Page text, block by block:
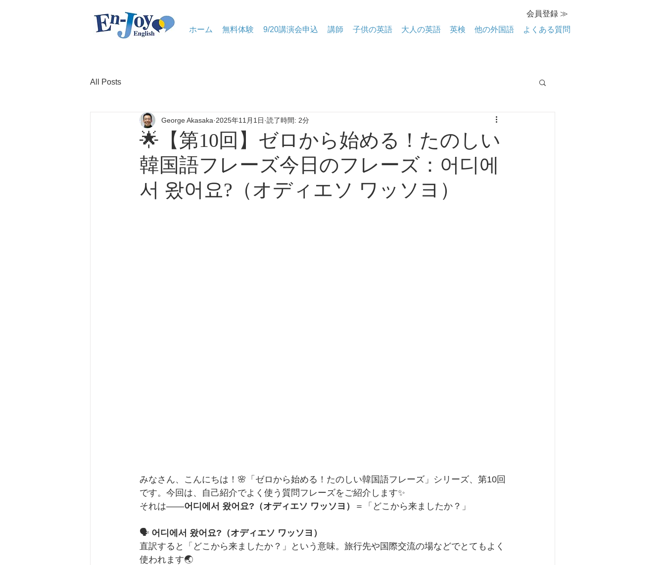
ホーム 無料体験 9/20講演会申込 講師 子供の英語 大人の英語 英検 他の外国語 よくある質問
会員登録 ≫
All Posts
🌟【第10回】ゼロから始める！たのしい
韓国語フレーズ今日のフレーズ：어디에
서 왔어요?（オディエソ ワッソヨ）
George Akasaka 2025年11月1日 読了時間: 2分
みなさん、こんにちは！🌸「ゼロから始める！たのしい韓国語フレーズ」シリーズ、第10回
です。今回は、自己紹介でよく使う質問フレーズをご紹介します✨
それは——어디에서 왔어요?（オディエソ ワッソヨ） ＝「どこから来ましたか？」
🗣 어디에서 왔어요?（オディエソ ワッソヨ）
直訳すると「どこから来ましたか？」という意味。旅行先や国際交流の場などでとてもよく
使われます🌏